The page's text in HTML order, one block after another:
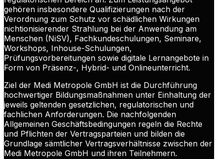
gehören insbesondere Qualifizierungen nach der
Verordnung zum Schutz vor schädlichen Wirkungen
nichtionisierender Strahlung bei der Anwendung am
Menschen (NiSV), Fachkundeschulungen, Seminare,
Workshops, Inhouse-Schulungen,
Prüfungsvorbereitungen sowie digitale Lernangebote in
Form von Präsenz-, Hybrid- und Onlineunterricht.
Ziel der Medi Metropole GmbH ist die Durchführung
hochwertiger Bildungsmaßnahmen unter Einhaltung der
jeweils geltenden gesetzlichen, regulatorischen und
fachlichen Anforderungen. Die nachfolgenden
Allgemeinen Geschäftsbedingungen regeln die Rechte
und Pflichten der Vertragsparteien und bilden die
Grundlage sämtlicher Vertragsverhältnisse zwischen der
Medi Metropole GmbH und ihren Teilnehmern.